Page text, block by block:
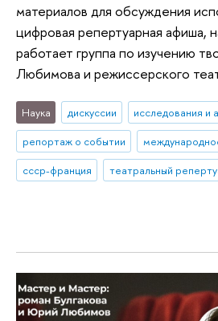
материалов для обсуждения
цифровая репертуарная афиша,
работает группа по изучению
Любимова и режиссерского
Наука дискуссии
исследования и
репортаж о событии
ссср-франция
театральный